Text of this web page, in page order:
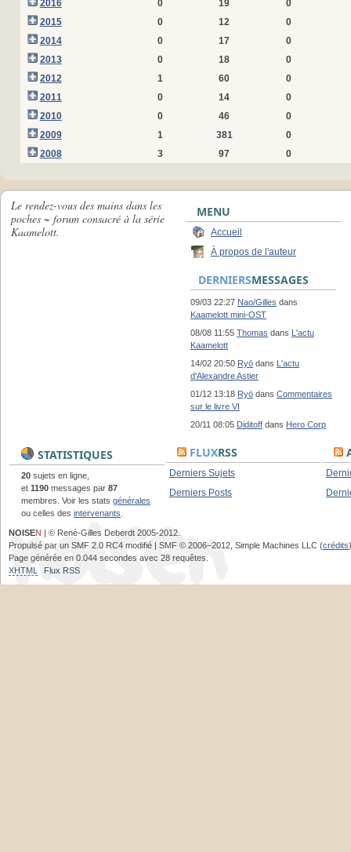
2016
0 19
0
2015
0 12
0
2014
0 17
0
2013
0 18
0
2012
1 60
0
2011
0 14
0
2010
0 46
0
2009
1 381
0
2008
3 97 0
Le rendez-vous des mains dans les
poches ~ forum consacré à la série
Kaamelott.
MENU
Accueil
À propos de l'auteur
DERNIERSMESSAGES
09/03 22:27 Nao/Gilles dans
Kaamelott mini-OST
08/08 11:55 Thomas dans L'actu
Kaamelott
14/02 20:50 Ryō dans L'actu
d'Alexandre Astier
01/12 13:18 Ryō dans Commentaires
sur le livre VI
20/11 08:05 Diditoff dans Hero Corp
STATISTIQUES
20 sujets en ligne,
et 1190 messages par 87
membres. Voir les stats générales
ou celles des intervenants
FLUXRSS
Derniers Sujets
Derniers Posts
NOISEN | © René-Gilles Deberdt 2005-2012.
Propulsé par un SMF 2.0 RC4 modifié | SMF © 2006–2012, Simple Machines LLC (crédits)
Page générée en 0.044 secondes avec 28 requêtes.
XHTML
Flux RSS